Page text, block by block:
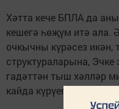
Хәтта кече БПЛА да
кешегә һөҗүм итә ала.
очкычны күрәсез икән,
структураларына,
гадәттән тыш хәлләр
кайда күрүегез